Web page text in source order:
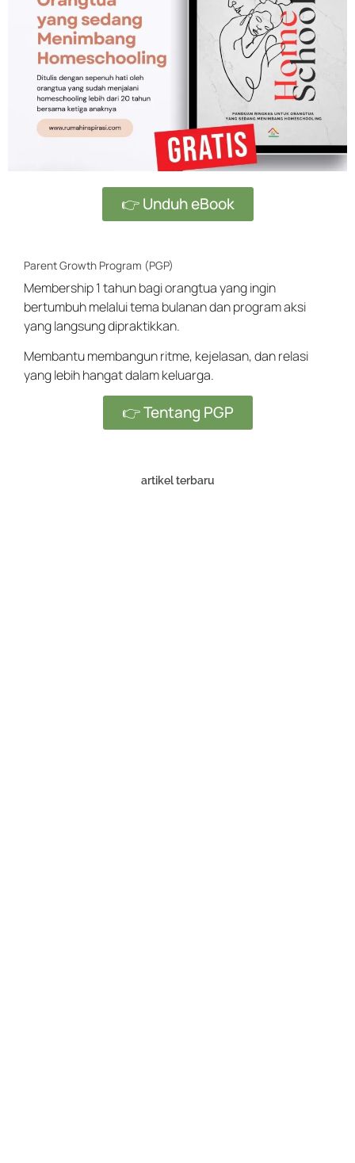
👉 Unduh eBook
Parent Growth Program (PGP)
Membership 1 tahun bagi orangtua yang ingin
bertumbuh melalui tema bulanan dan program aksi
yang langsung dipraktikkan.
Membantu membangun ritme, kejelasan, dan relasi
yang lebih hangat dalam keluarga.
👉 Tentang PGP
artikel terbaru